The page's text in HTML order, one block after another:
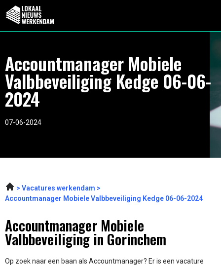
Accountmanager Mobiele
Valbbeveiliging Kedge 06-06-
2024
07-06-2024
Vacatures werkendam
Accountmanager Mobiele Valbbeveiliging Kedge 06-06-2024
Accountmanager Mobiele
Valbbeveiliging in Gorinchem
Op zoek naar een baan als Accountmanager? Er is een vacature